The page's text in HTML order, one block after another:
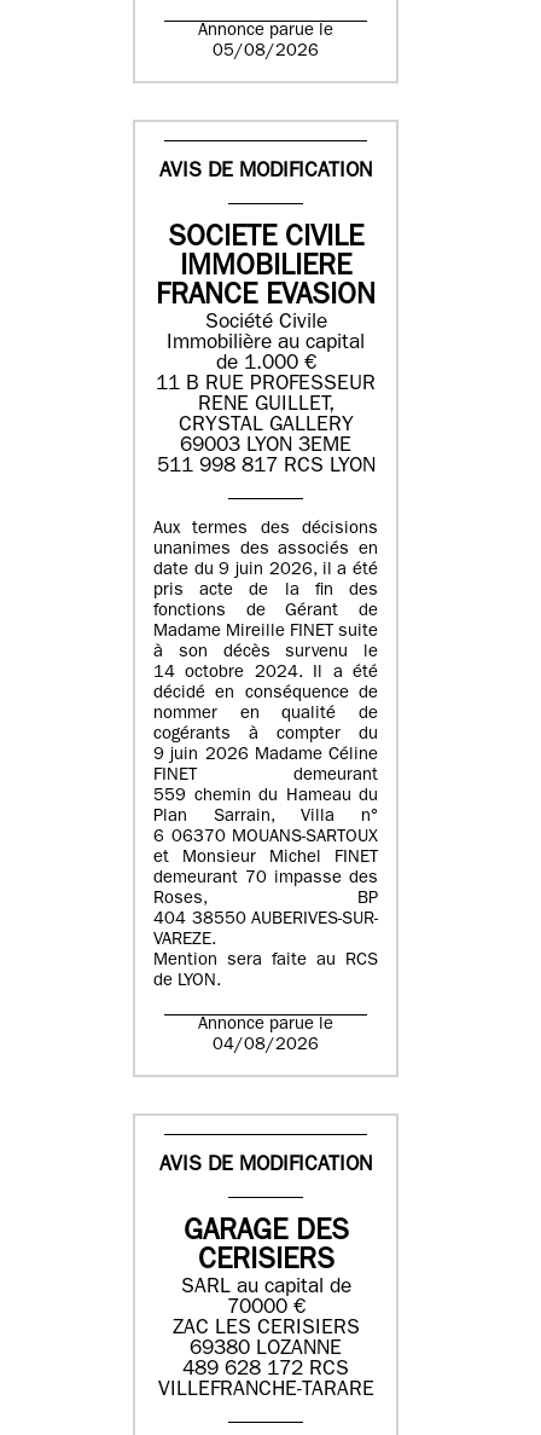
Annonce parue le
05/08/2026
AVIS DE MODIFICATION
SOCIETE CIVILE
IMMOBILIERE
FRANCE EVASION
Société Civile
Immobilière au capital
de 1.000 €
11 B RUE PROFESSEUR
RENE GUILLET,
CRYSTAL GALLERY
69003 LYON 3EME
511 998 817 RCS LYON
Aux termes des décisions
unanimes des associés en
date du 9 juin 2026, il a été
pris acte de la fin des
fonctions de Gérant de
Madame Mireille FINET suite
à son décès survenu le
14 octobre 2024. Il a été
décidé en conséquence de
nommer en qualité de
cogérants à compter du
9 juin 2026 Madame Céline
FINET demeurant
559 chemin du Hameau du
Plan Sarrain, Villa n°
6 06370 MOUANS-SARTOUX
et Monsieur Michel FINET
demeurant 70 impasse des
Roses, BP
404 38550 AUBERIVES-SUR-
VAREZE.
Mention sera faite au RCS
de LYON.
Annonce parue le
04/08/2026
AVIS DE MODIFICATION
GARAGE DES
CERISIERS
SARL au capital de
70000 €
ZAC LES CERISIERS
69380 LOZANNE
489 628 172 RCS
VILLEFRANCHE-TARARE